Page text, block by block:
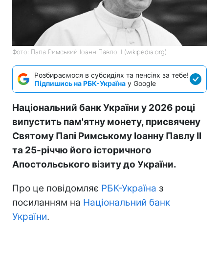
Фото: Папа Римський Іоанн Павло II (wikipedia.org)
Розбираємося в субсидіях та пенсіях за тебе!
Підпишись на РБК-Україна у Google
Національний банк України у 2026 році
випустить пам'ятну монету, присвячену
Святому Папі Римському Іоанну Павлу II
та 25-річчю його історичного
Апостольського візиту до України.
Про це повідомляє РБК-Україна з
посиланням на Національний банк
України.